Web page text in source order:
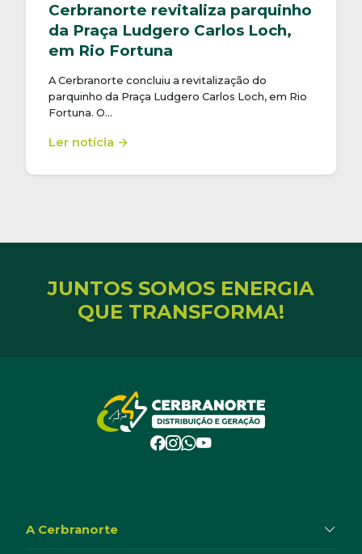
Cerbranorte revitaliza parquinho
da Praça Ludgero Carlos Loch,
em Rio Fortuna
A Cerbranorte concluiu a revitalização do
parquinho da Praça Ludgero Carlos Loch, em Rio
Fortuna. O…
Ler notícia →
JUNTOS SOMOS ENERGIA
QUE TRANSFORMA!
A Cerbranorte